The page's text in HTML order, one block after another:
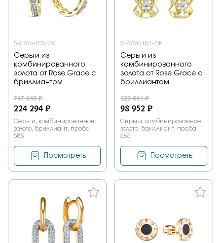
5-6766-103-2Ж
Серьги из
комбинированного
золота от Rose Grace с
бриллиантом
747 648 ₽
224 294 ₽
Серьги, комбинированное
золото, бриллиант, проба
585
Посмотреть
5-7659-103-2Ж
Серьги из
комбинированного
золота от Rose Grace с
бриллиантом
329 841 ₽
98 952 ₽
Серьги, комбинированное
золото, бриллиант, проба
585
Посмотреть